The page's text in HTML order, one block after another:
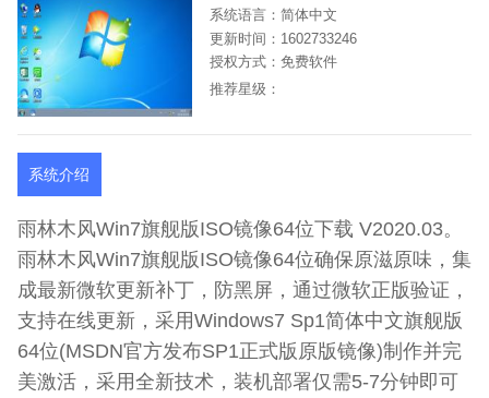
系统语言：简体中文
更新时间：1602733246
授权方式：免费软件
推荐星级：
系统介绍
雨林木风Win7旗舰版ISO镜像64位下载 V2020.03。
雨林木风Win7旗舰版ISO镜像64位确保原滋原味，集
成最新微软更新补丁，防黑屏，通过微软正版验证，
支持在线更新，采用Windows7 Sp1简体中文旗舰版
64位(MSDN官方发布SP1正式版原版镜像)制作并完
美激活，采用全新技术，装机部署仅需5-7分钟即可